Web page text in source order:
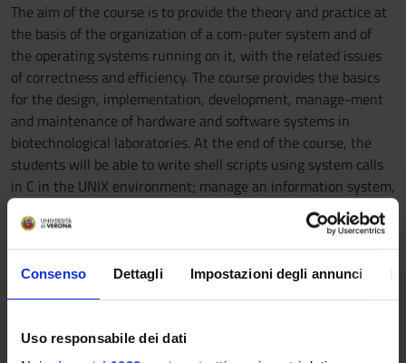
Consenso Dettagli Impostazioni degli annunci
Uso responsabile dei dati
The aim of the course is to provide the theory and practice at
the basis of the organization of a com-puter system and of
the operating systems running on it, with the related issues
of correctness and efficiency. The course provides the basics
for the design, implementation, development, manage-ment
and maintenance of hardware and software systems in
biotechnological laboratories. At the end of the course, the
students will be able to write shell scripts using system calls
in C in the UNIX environment; manage an information system,
especially for what the installation and mainte-nance of
applications and resources is concerned; and use network
analysis software and IT tools to support biology and medicine
laboratories. The course is structured on two modules:
Elements of operating systems and Elements of computer
Program